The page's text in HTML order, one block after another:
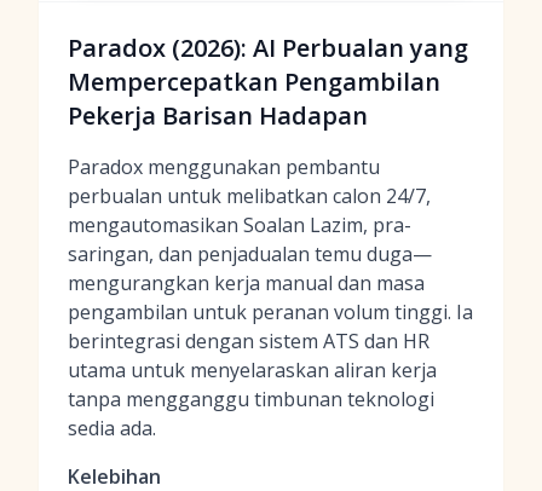
Paradox (2026): AI Perbualan yang
Mempercepatkan Pengambilan
Pekerja Barisan Hadapan
Paradox menggunakan pembantu
perbualan untuk melibatkan calon 24/7,
mengautomasikan Soalan Lazim, pra-
saringan, dan penjadualan temu duga—
mengurangkan kerja manual dan masa
pengambilan untuk peranan volum tinggi. Ia
berintegrasi dengan sistem ATS dan HR
utama untuk menyelaraskan aliran kerja
tanpa mengganggu timbunan teknologi
sedia ada.
Kelebihan